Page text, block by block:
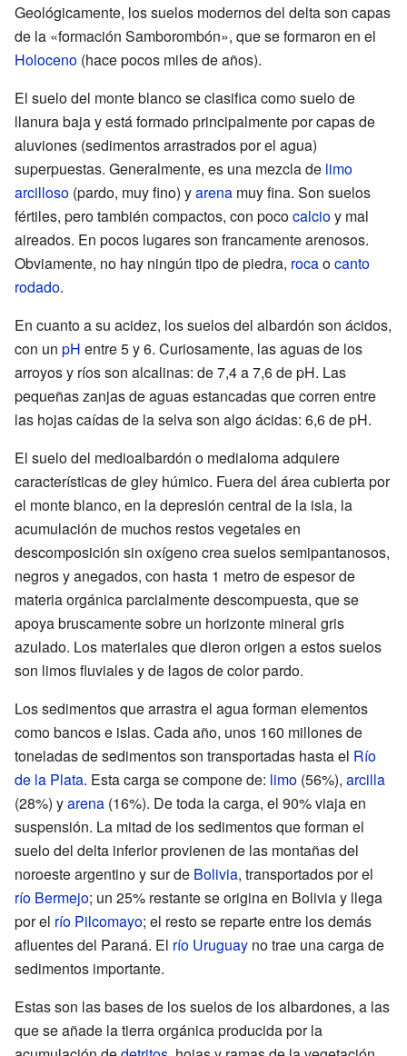
Geológicamente, los suelos modernos del delta son capas
de la «formación Samborombón», que se formaron en el
Holoceno (hace pocos miles de años).
El suelo del monte blanco se clasifica como suelo de
llanura baja y está formado principalmente por capas de
aluviones (sedimentos arrastrados por el agua)
superpuestas. Generalmente, es una mezcla de limo
arcilloso (pardo, muy fino) yarena muy fina. Son suelos
fértiles, pero también compactos, con pococalcioy mal
aireados. En pocos lugares son francamente arenosos.
Obviamente, no hay ningún tipo de piedra, rocaocanto
rodado.
En cuanto a su acidez, los suelos del albardón son ácidos,
con un pH entre 5 y 6. Curiosamente, las aguas de los
arroyos y ríos son alcalinas: de 7,4 a 7,6 de pH. Las
pequeñas zanjas de aguas estancadas que corren entre
las hojas caídas de la selva son algo ácidas: 6,6 de pH.
El suelo del medioalbardón o medialoma adquiere
características de gley húmico. Fuera del área cubierta por
el monte blanco, en la depresión central de la isla, la
acumulación de muchos restos vegetales en
descomposición sin oxígeno crea suelos semipantanosos,
negros y anegados, con hasta 1 metro de espesor de
materia orgánica parcialmente descompuesta, que se
apoya bruscamente sobre un horizonte mineral gris
azulado. Los materiales que dieron origen a estos suelos
son limos fluviales y de lagos de color pardo.
Los sedimentos que arrastra el agua forman elementos
como bancos e islas. Cada año, unos 160 millones de
toneladas de sedimentos son transportadas hasta el Río
de la Plata. Esta carga se compone de: limo (56%), arcilla
(28%) yarena (16%). De toda la carga, el 90% viaja en
suspensión. La mitad de los sedimentos que forman el
suelo del delta inferior provienen de las montañas del
noroeste argentino y sur de Bolivia, transportados por el
río Bermejo; un 25% restante se origina en Bolivia y llega
por el río Pilcomayo; el resto se reparte entre los demás
afluentes del Paraná. El río Uruguay no trae una carga de
sedimentos importante.
Estas son las bases de los suelos de los albardones, a las
que se añade la tierra orgánica producida por la